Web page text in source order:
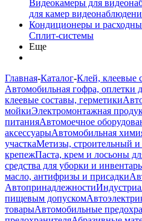
Видеокамеры для
для камер
Кондиционеры и
Сплит-системы
Еще
Главная-Каталог-Клей, клеевые
Автомобильная гофра, оплетки
клеевые составы, герметики
мойкиЭлектромонтажная
питанияАвтомоечное
аксессуарыАвтомобильная
участкаМетизы, строительный
крепежПаста, крем и лосьоны
средства для уборки и инвентарь
масло, антифризы и присадки
Автопринадлежности
пищевым допуском
товарыАвтомобильные